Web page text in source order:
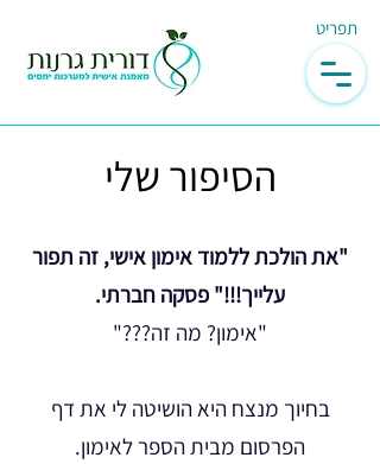
תפריט
הסיפור שלי
"את הולכת ללמוד אימון אישי, זה תפור
עלייך!!!" פסקה חברתי.
"אימון? מה זה???"
בחיוך מנצח היא הושיטה לי את דף
הפרסום מבית הספר לאימון.